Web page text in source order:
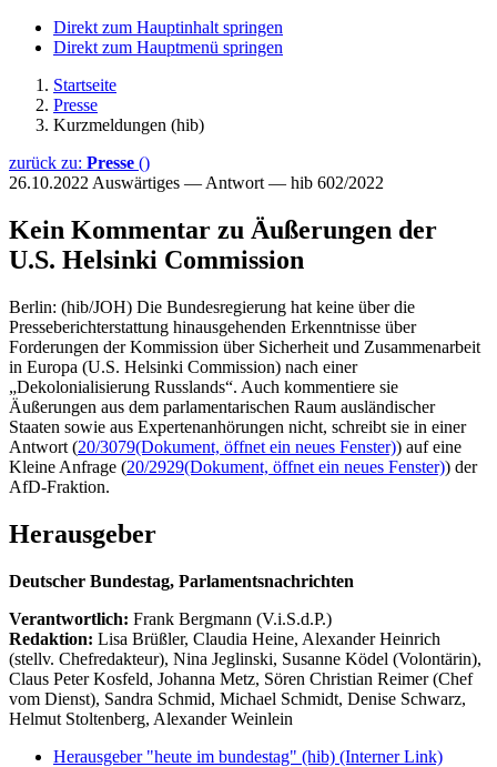
Direkt zum Hauptinhalt springen
Direkt zum Hauptmenü springen
Startseite
Presse
Kurzmeldungen (hib)
zurück zu: Presse ()
26.10.2022 Auswärtiges — Antwort — hib 602/2022
Kein Kommentar zu Äußerungen der
U.S. Helsinki Commission
Berlin: (hib/JOH) Die Bundesregierung hat keine über die
Presseberichterstattung hinausgehenden Erkenntnisse über
Forderungen der Kommission über Sicherheit und Zusammenarbeit
in Europa (U.S. Helsinki Commission) nach einer
„Dekolonialisierung Russlands“. Auch kommentiere sie
Äußerungen aus dem parlamentarischen Raum ausländischer
Staaten sowie aus Expertenanhörungen nicht, schreibt sie in einer
Antwort (20/3079(Dokument, öffnet ein neues Fenster)) auf eine
Kleine Anfrage (20/2929(Dokument, öffnet ein neues Fenster)) der
AfD-Fraktion.
Herausgeber
Deutscher Bundestag, Parlamentsnachrichten
Verantwortlich: Frank Bergmann (V.i.S.d.P.)
Redaktion: Lisa Brüßler, Claudia Heine, Alexander Heinrich
(stellv. Chefredakteur), Nina Jeglinski, Susanne Ködel (Volontärin),
Claus Peter Kosfeld, Johanna Metz, Sören Christian Reimer (Chef
vom Dienst), Sandra Schmid, Michael Schmidt, Denise Schwarz,
Helmut Stoltenberg, Alexander Weinlein
Herausgeber "heute im bundestag" (hib) (Interner Link)